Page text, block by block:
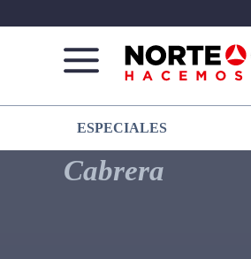
Norte
De
Chihuahua
Más
que
noticias,
hacemos periodismo
ESPECIALES
Cabrera